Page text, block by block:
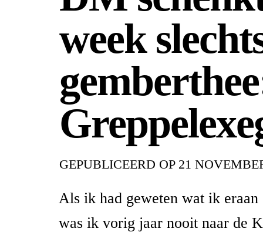
week
GEPUBLICEERD OP 21
Als ik had geweten wat ik eraan
was ik vorig jaar nooit naar de